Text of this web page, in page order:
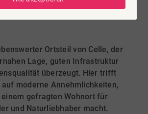
& verkaufen in
Ortsteil von Celle, der
Lage, guten Infrastruktur
überzeugt. Hier trifft
moderne Annehmlichkeiten,
gefragten Wohnort für
und Naturliebhaber macht.